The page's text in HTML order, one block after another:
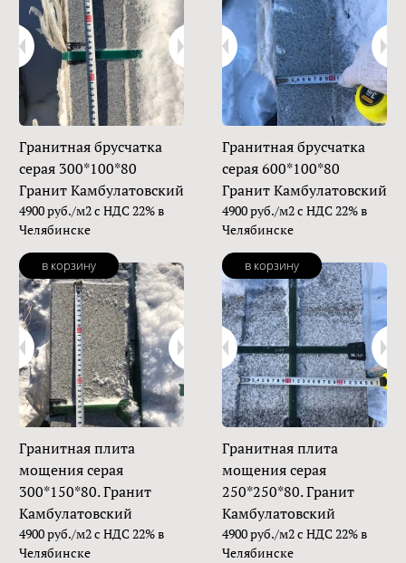
Гранитная брусчатка
серая 300*100*80
Гранит Камбулатовский
4900 руб./м2 с НДС 22% в
Челябинске
в корзину
Гранитная брусчатка
серая 600*100*80
Гранит Камбулатовский
4900 руб./м2 с НДС 22% в
Челябинске
в корзину
Гранитная плита
мощения серая
300*150*80. Гранит
Камбулатовский
4900 руб./м2 с НДС 22% в
Челябинске
Гранитная плита
мощения серая
250*250*80. Гранит
Камбулатовский
4900 руб./м2 с НДС 22% в
Челябинске